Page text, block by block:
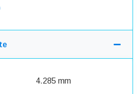
4.285 mm